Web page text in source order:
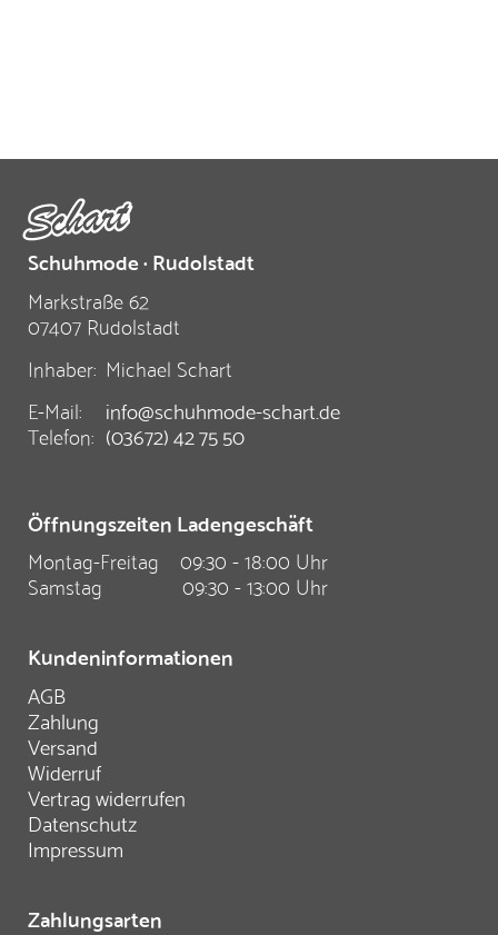
Schuhmode · Rudolstadt
Markstraße 62
07407 Rudolstadt
Inhaber: Michael Schart
E-Mail:
info@schuhmode-schart.de
Telefon: (03672) 42 75 50
Öffnungszeiten Ladengeschäft
Montag-Freitag
09:30 - 18:00 Uhr
Samstag
09:30 - 13:00 Uhr
Kundeninformationen
AGB
Zahlung
Versand
Widerruf
Vertrag widerrufen
Datenschutz
Impressum
Zahlungsarten